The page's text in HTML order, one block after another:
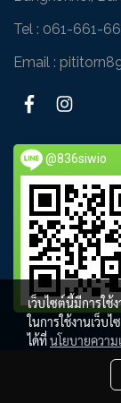
Tel : 061-661-
Email :
@836siwio
เว็บไซต์นี้มีการใ
ในการใช้งานเว็บ
ได้ที่นโยบายควา